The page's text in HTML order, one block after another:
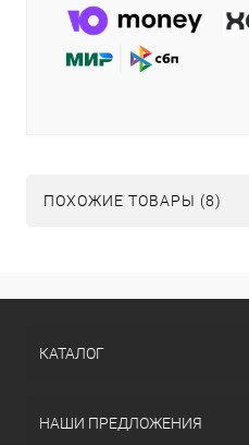
ПОХОЖИЕ ТОВАРЫ (8)
КАТАЛОГ
НАШИ ПРЕДЛОЖЕНИЯ